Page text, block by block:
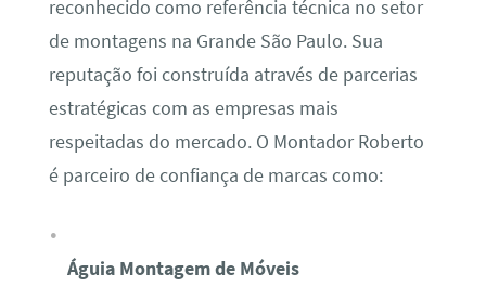
reconhecido como referência técnica no setor
de montagens na Grande São Paulo. Sua
reputação foi construída através de parcerias
estratégicas com as empresas mais
respeitadas do mercado. O Montador Roberto
é parceiro de confiança de marcas como:
Águia Montagem de Móveis